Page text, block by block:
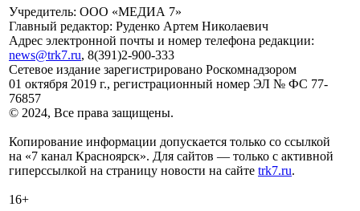
Учредитель: ООО «МЕДИА 7»
Главный редактор: Руденко Артем Николаевич
Адрес электронной почты и номер телефона редакции:
news@trk7.ru, 8(391)2-900-333
Сетевое издание зарегистрировано Роскомнадзором
01 октября 2019 г., регистрационный номер ЭЛ № ФС 77-
76857
© 2024, Все права защищены.
Копирование информации допускается только со ссылкой
на «7 канал Красноярск». Для сайтов — только с активной
гиперссылкой на страницу новости на сайте trk7.ru.
16+